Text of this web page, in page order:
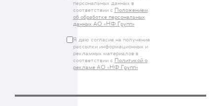
персональных данных в
соответствии с Положением
об обработке персональных
данных АО «НФ Групп»
Я даю согласие на получение
рассылки информационных и
рекламных материалов в
соответствии с Политикой о
рекламе АО «НФ Групп»